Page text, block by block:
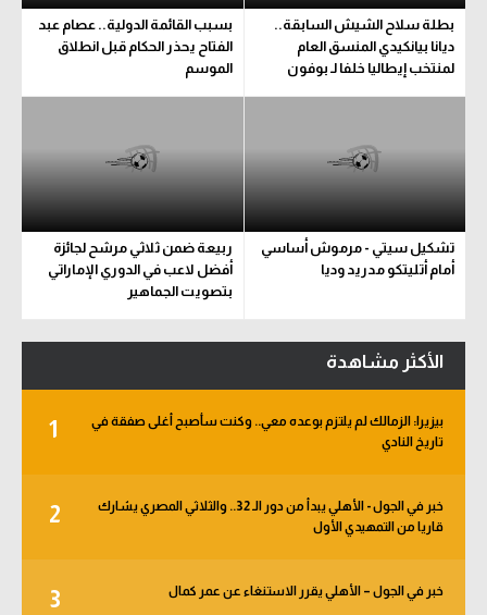
بطلة سلاح الشيش السابقة..
ديانا بيانكيدي المنسق العام
لمنتخب إيطاليا خلفا لـ بوفون
بسبب القائمة الدولية.. عصام عبد
الفتاح يحذر الحكام قبل انطلاق
الموسم
تشكيل سيتي - مرموش أساسي
أمام أتليتكو مدريد وديا
ربيعة ضمن ثلاثي مرشح لجائزة
أفضل لاعب في الدوري الإماراتي
بتصويت الجماهير
الأكثر مشاهدة
1
بيزيرا: الزمالك لم يلتزم بوعده معي.. وكنت سأصبح أغلى صفقة في
تاريخ النادي
2
خبر في الجول - الأهلي يبدأ من دور الـ 32.. والثلاثي المصري يشارك
قاريا من التمهيدي الأول
3 خبر في الجول – الأهلي يقرر الاستنغاء عن عمر كمال